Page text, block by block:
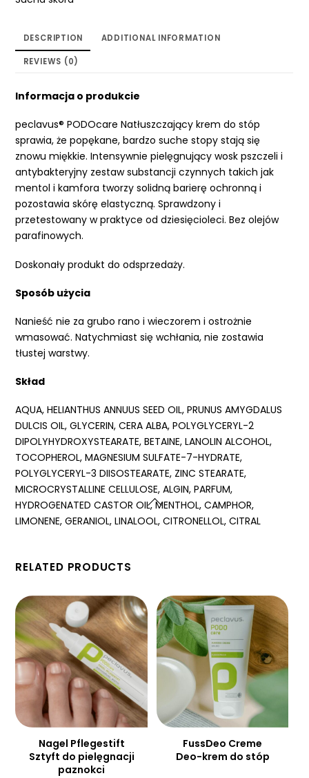
DESCRIPTION ADDITIONAL INFORMATION
REVIEWS (0)
Informacja o produkcie
peclavus® PODOcare Natłuszczający krem do stóp
sprawia, że popękane, bardzo suche stopy stają się
znowu miękkie. Intensywnie pielęgnujący wosk pszczeli i
antybakteryjny zestaw substancji czynnych takich jak
mentol i kamfora tworzy solidną barierę ochronną i
pozostawia skórę elastyczną. Sprawdzony i
przetestowany w praktyce od dziesięcioleci. Bez olejów
parafinowych.
Doskonały produkt do odsprzedaży.
Sposób użycia
Nanieść nie za grubo rano i wieczorem i ostrożnie
wmasować. Natychmiast się wchłania, nie zostawia
tłustej warstwy.
Skład
AQUA, HELIANTHUS ANNUUS SEED OIL, PRUNUS AMYGDALUS
DULCIS OIL, GLYCERIN, CERA ALBA, POLYGLYCERYL-2
DIPOLYHYDROXYSTEARATE, BETAINE, LANOLIN ALCOHOL,
TOCOPHEROL, MAGNESIUM SULFATE-7-HYDRATE,
POLYGLYCERYL-3 DIISOSTEARATE, ZINC STEARATE,
MICROCRYSTALLINE CELLULOSE, ALGIN, PARFUM,
HYDROGENATED CASTOR OIL, MENTHOL, CAMPHOR,
LIMONENE, GERANIOL, LINALOOL, CITRONELLOL, CITRAL
RELATED PRODUCTS
Nagel Pflegestift
Sztyft do pielęgnacji
paznokci
FussDeo Creme
Deo-krem do stóp